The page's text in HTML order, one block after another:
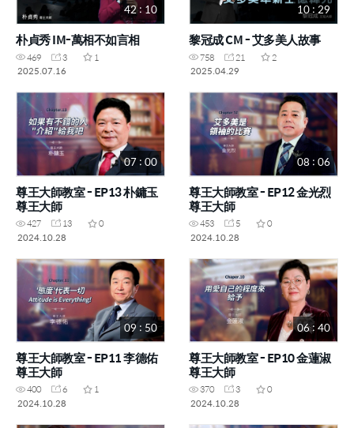
42 : 10
朴貞秀 IM-萬相不如言相
469 3
1
2025.07.16
10 : 29
黎冠成 CM - 艾多美人故事
758 21
2
2025.04.29
07 : 00
尊王大師教室 - EP13 朴鏞玉
尊王大師
427 13
0
2024.10.28
08 : 06
尊王大師教室 - EP12 金光烈
尊王大師
453 5
0
2024.10.28
09 : 50
尊王大師教室 - EP11 李德佑
尊王大師
400 6
1
2024.10.28
06 : 40
尊王大師教室 - EP10 金蓮淑
尊王大師
370 3
0
2024.10.28